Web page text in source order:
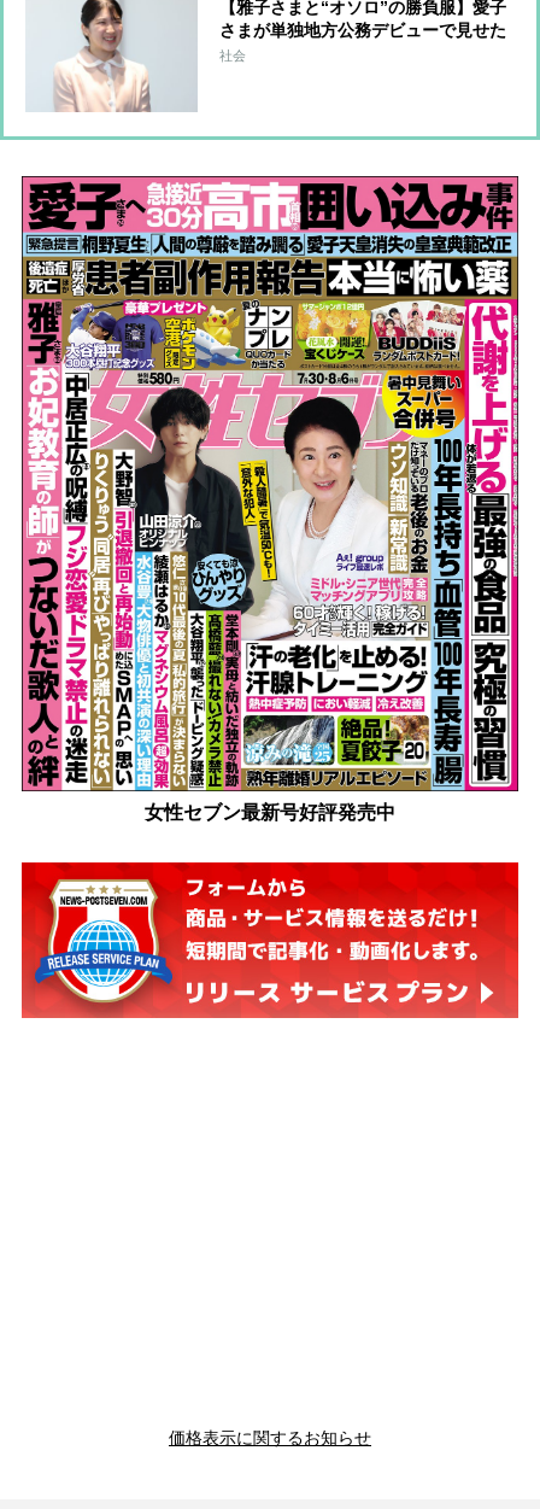
【雅子さまと“オソロ”の勝負服】愛子
さまが単独地方公務デビューで見せた
両陛下への尊敬
社会
女性セブン最新号好評発売中
価格表示に関するお知らせ